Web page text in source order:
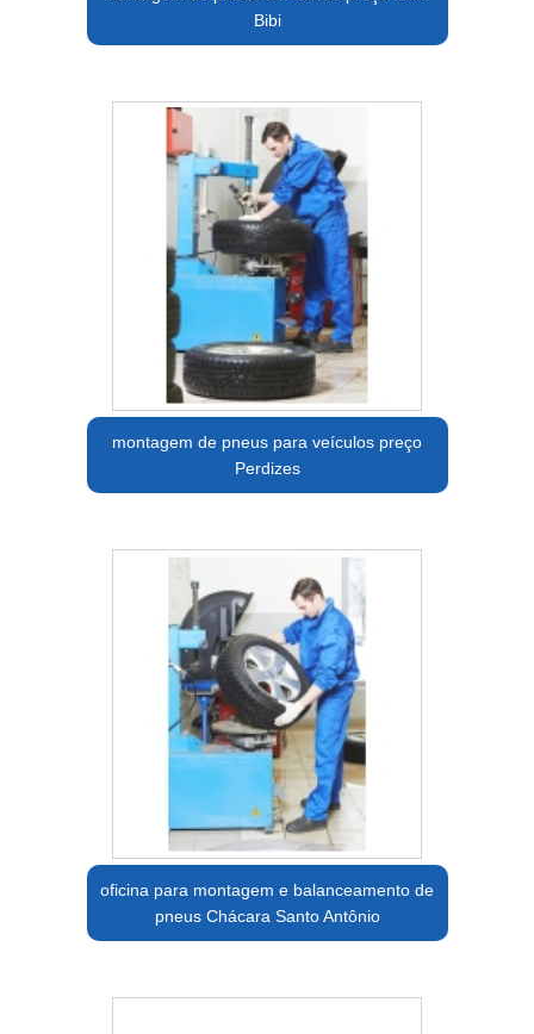
Bibi
montagem de pneus para veículos preço
Perdizes
oficina para montagem e balanceamento de
pneus Chácara Santo Antônio